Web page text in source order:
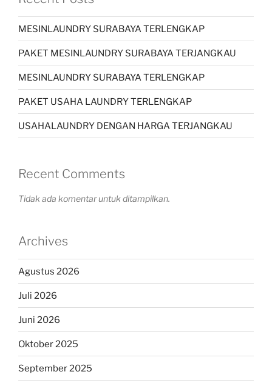
MESINLAUNDRY SURABAYA TERLENGKAP
PAKET MESINLAUNDRY SURABAYA TERJANGKAU
MESINLAUNDRY SURABAYA TERLENGKAP
PAKET USAHA LAUNDRY TERLENGKAP
USAHALAUNDRY DENGAN HARGA TERJANGKAU
Recent Comments
Tidak ada komentar untuk ditampilkan.
Archives
Agustus 2026
Juli 2026
Juni 2026
Oktober 2025
September 2025